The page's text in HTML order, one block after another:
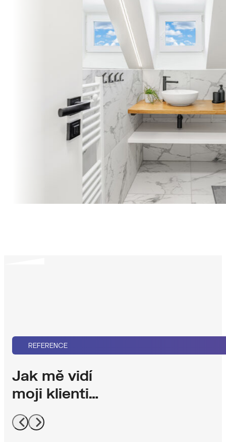
REFERENCE
Jak mě vidí
moji klienti…